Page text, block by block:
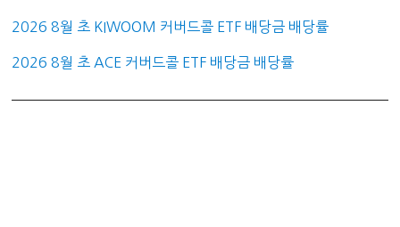
2026 8월 초 KIWOOM 커버드콜 ETF 배당금 배당률
2026 8월 초 ACE 커버드콜 ETF 배당금 배당률